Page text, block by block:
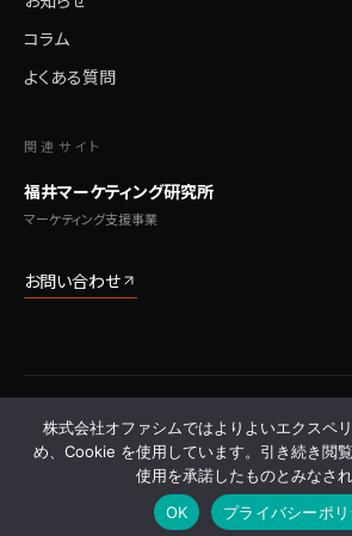
コラム
よくある質問
関連サイト
福井マーケティング研究所
マーケティング支援事業
お問い合わせ
© 2026 株式会社オファシム All Rights Reserved.
プライバシーポリシー利用規約特定商取引法に基づく表記
株式会社オファシムではよりよいエクスペ
め、Cookie を使用しています。引き続き閲
使用を承諾したものとみなされ
OK
プライバシーポリ